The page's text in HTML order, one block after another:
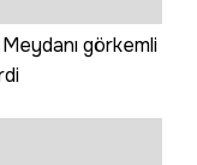
görkemli